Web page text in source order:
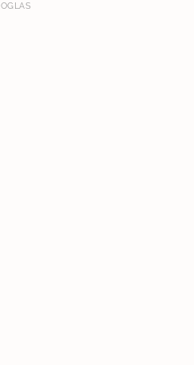
OGLAS